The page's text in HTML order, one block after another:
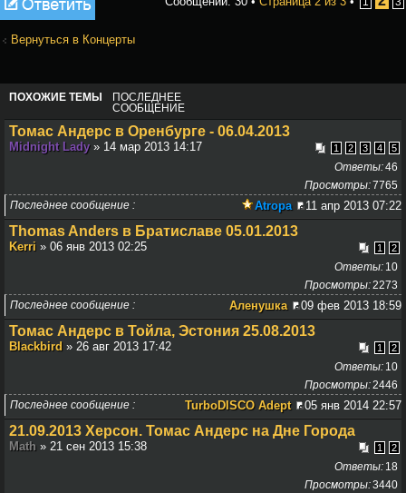
Вернуться в Концерты
ПОХОЖИЕ ТЕМЫ
ПОСЛЕДНЕЕ
СООБЩЕНИЕ
Томас Андерс в Оренбурге - 06.04.2013
1 2 3 4 5
Midnight Lady» 14 мар 2013 14:17
46
Ответы
7765
Просмотры
Последнее сообщение
Atropa 11 апр 2013 07:22
Thomas Anders в Братиславе 05.01.2013
1 2
Kerri » 06 янв 2013 02:25
10
Ответы
2273
Просмотры
Последнее сообщение
Аленушка 09 фев 2013 18:59
Томас Андерс в Тойла, Эстония 25.08.2013
1 2
Blackbird » 26 авг 2013 17:42
10
Ответы
2446
Просмотры
Последнее сообщение
TurboDISCO Adept 05 янв 2014 22:57
21.09.2013 Херсон. Томас Андерс на Дне Города
1 2
Math » 21 сен 2013 15:38
18
Ответы
3440
Просмотры